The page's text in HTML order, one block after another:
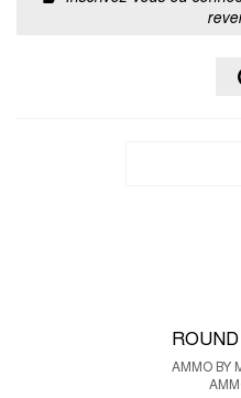
AMMO BY